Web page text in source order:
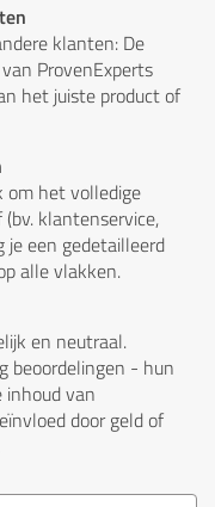
klanten: De
ProvenExperts
het juiste product of
om het volledige
klantenservice,
je een gedetailleerd
alle vlakken.
en neutraal.
beoordelingen - hun
inhoud van
door geld of